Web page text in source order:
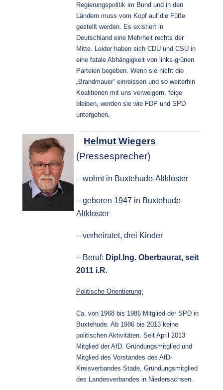
Regierungspolitik im Bund und in den
Ländern muss vom Kopf auf die Füße
gestellt werden. Es existiert in
Deutschland eine Mehrheit rechts der
Mitte. Leider haben sich CDU und CSU in
eine fatale Abhängigkeit von links-grünen
Parteien begeben. Wenn sie nicht die
„Brandmauer“ einreissen und so weiterhin
Koalitionen mit uns verweigern, feige
bleiben, werden sie wie FDP und SPD
untergehen.
Helmut Wiegers
(Pressesprecher)
– wohnt in Buxtehude-Altkloster
– geboren 1947 in Buxtehude-
Altkloster
– verheiratet, drei Kinder
– Beruf: Dipl.Ing. Oberbaurat, seit
2011 i.R.
Politische Orientierung:
Ca. von 1968 bis 1986 Mitglied der SPD in
Buxtehude. Ab 1986 bis 2013 keine
politischen Aktivitäten. Seit April 2013
Mitglied des Vorstandes des AfD-
Kreisverbandes Stade, Gründungsmitglied
des Landesverbandes in Niedersachsen.